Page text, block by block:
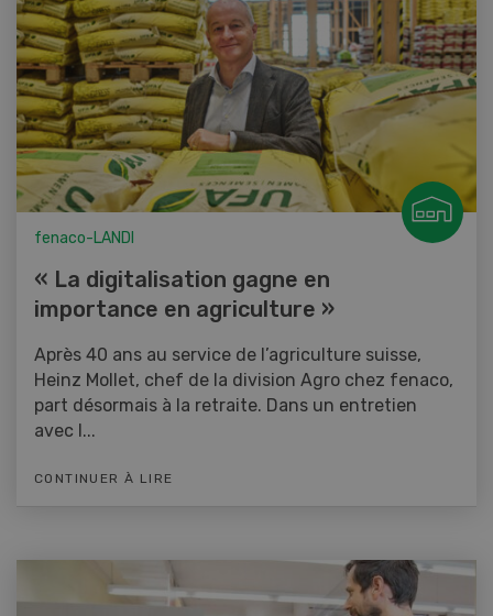
fenaco-LANDI
« La digitalisation gagne en
importance en agriculture »
Après 40 ans au service de l’agriculture suisse,
Heinz Mollet, chef de la division Agro chez fenaco,
part désormais à la retraite. Dans un entretien
avec l...
CONTINUER À LIRE